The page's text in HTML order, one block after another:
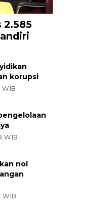
2.585
korupsi
WIB
WIB
nol
WIB